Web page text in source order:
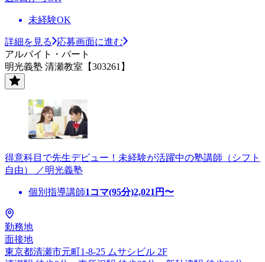
未経験OK
詳細を見る
応募画面に進む
アルバイト・パート
明光義塾 清瀬教室【303261】
得意科目で先生デビュー！未経験が活躍中の塾講師（シフト
自由） ／明光義塾
個別指導講師1コマ(95分)2,021 円〜
勤務地
面接地
東京都清瀬市元町1-8-25 ムサシビル 2F